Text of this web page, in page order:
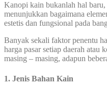
Kanopi kain bukanlah hal
menunjukkan bagaimana
estetis dan fungsional pada
Banyak sekali faktor penentu
harga pasar setiap daerah atau
masing – masing, adapun
1. Jenis Bahan Kain